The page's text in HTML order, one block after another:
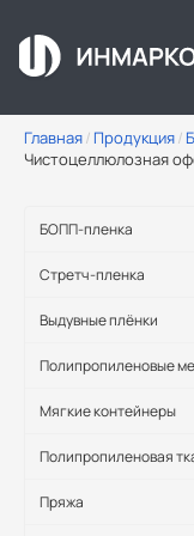
Главная/ Продукция/
Чистоцеллюлозная
БОПП-пленка
Стретч-пленка
Выдувные плёнки
Полипропиленовые
Мягкие контейнеры
Полипропиленовая
Пряжа